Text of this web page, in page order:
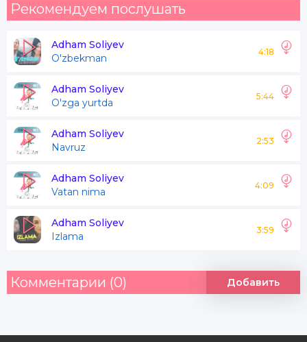
Zoring yo'qdur
Armonlarga to'lib toshgan
Lolaginam
Har bahorda yo'qlab
Turgin lolaginam
Armonlarga to'lib toshgan
Lolaginam
Har bahorda yo'qlab
Seni qumsab necha kunlab
Рекомендуем послушать
Adham Soliyev
O'zbekman
4:18
Adham Soliyev
O'zga yurtda
5:44
Adham Soliyev
Navruz
2:53
Adham Soliyev
Vatan nima
4:09
Adham Soliyev
Izlama
3:59
Комментарии (0) Добавить